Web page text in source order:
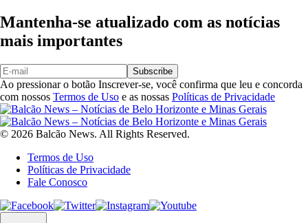
Mantenha-se atualizado com as notícias
mais importantes
Subscribe
Ao pressionar o botão Inscrever-se, você confirma que leu e concorda
com nossos Termos de Uso e as nossas Políticas de Privacidade
© 2026 Balcão News. All Rights Reserved.
Termos de Uso
Políticas de Privacidade
Fale Conosco